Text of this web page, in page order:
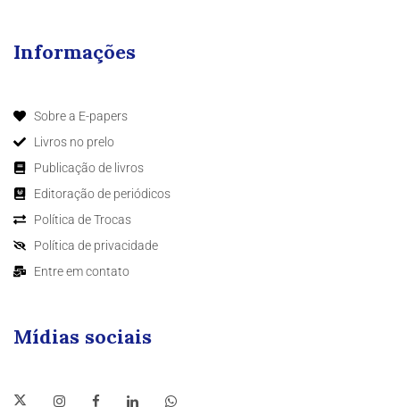
Informações
Sobre a E-papers
Livros no prelo
Publicação de livros
Editoração de periódicos
Política de Trocas
Política de privacidade
Entre em contato
Mídias sociais